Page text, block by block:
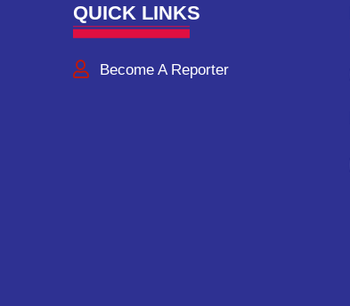
QUICK LINKS
Become A Reporter